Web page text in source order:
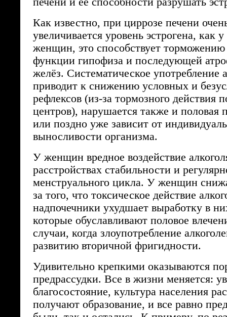
Как известно, при циррозе печени
увеличивается уровень эстрогена, как
женщин, это способствует торможению
функции гипофиза и последующей
желёз. Систематическое употребление
приводит к снижению условных и
рефлексов (из-за тормозного действия
центров), нарушается также и половая
или поздно уже зависит от
выносливости организма.
У женщин вредное воздействие
расстройствах стабильности и
менструального цикла. У женщин
за того, что токсическое действие
надпочечники ухудшает выработку в
которые обуславливают половое
случаи, когда злоупотребление
развитию вторичной фригидности.
Удивительно крепкими оказываются
предрассудки. Все в жизни меняется:
благосостояние, культура населения
получают образование, и все равно